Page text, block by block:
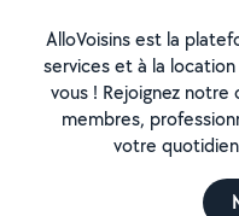
AlloVoisins est la
services et à la
vous ! Rejoignez
membres,
votre